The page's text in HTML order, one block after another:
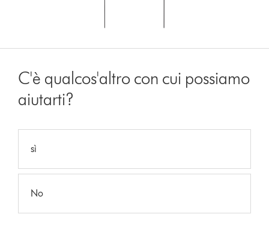
C'è qualcos'altro con cui possiamo
aiutarti?
sì
No